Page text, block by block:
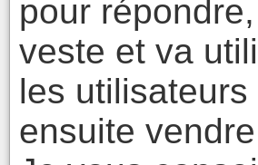
pour
veste et va
les
ensuite